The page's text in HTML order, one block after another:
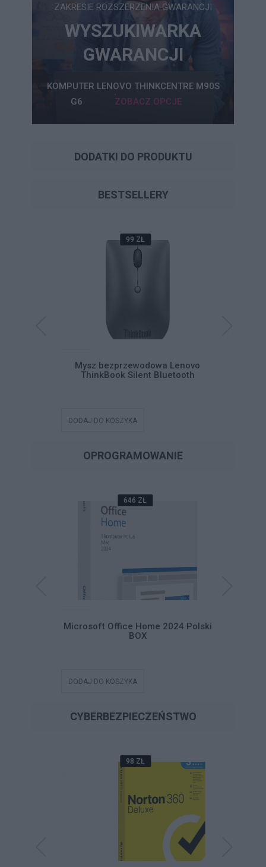
ZAKRESIE ROZSZERZENIA GWARANCJI
WYSZUKIWARKA
GWARANCJI
KOMPUTER LENOVO THINKCENTRE M90S
G6
ZOBACZ OPCJE
DODATKI DO PRODUKTU
BESTSELLERY
99 ZŁ
Mysz bezprzewodowa Lenovo
ThinkBook Silent Bluetooth
DODAJ DO KOSZYKA
OPROGRAMOWANIE
646 ZŁ
Microsoft Office Home 2024 Polski
BOX
DODAJ DO KOSZYKA
CYBERBEZPIECZEŃSTWO
98 ZŁ